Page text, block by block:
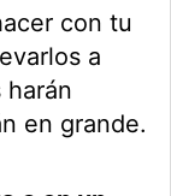
con tu
a
en grande.